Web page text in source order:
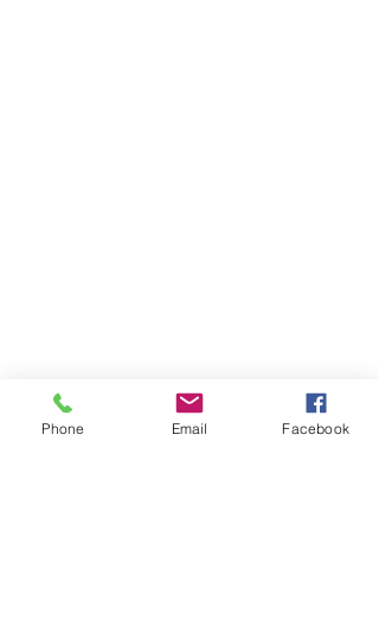
Phone Email Facebook